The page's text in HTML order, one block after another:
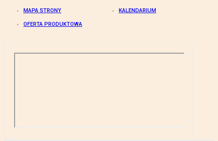
MAPA STRONY KALENDARIUM
OFERTA PRODUKTOWA